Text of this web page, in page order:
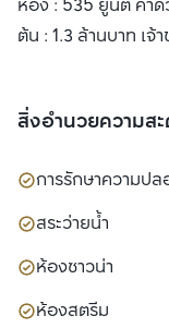
ห้อง : 535 ยูนิต คาด
ต้น : 1.3 ล้านบาท เจ้
สิ่งอำนวยความส
การรักษาความป
สระว่ายน้ำ
ห้องซาวน่า
ห้องสตรีม